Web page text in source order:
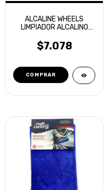
ALCALINE WHEELS
LIMPIADOR ALCALINO
SHINE 600 ML
$7.078